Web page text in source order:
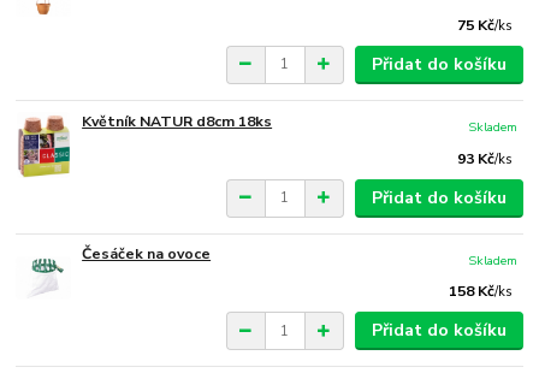
75 Kč/ks
Přidat do košíku
Květník NATUR d8cm 18ks
93 Kč/ks
Skladem
Přidat do košíku
Česáček na ovoce
158 Kč/ks
Skladem
Přidat do košíku